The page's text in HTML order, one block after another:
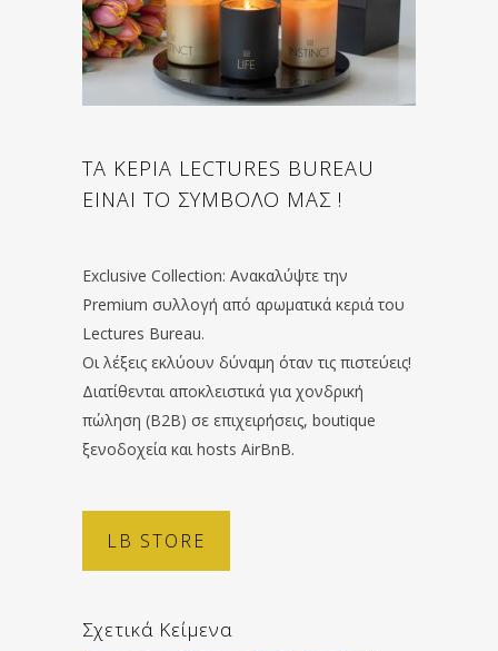
ΤΑ ΚΕΡΙΑ LECTURES BUREAU
ΕΙΝΑΙ ΤΟ ΣΥΜΒΟΛΟ ΜΑΣ !
Exclusive Collection: Ανακαλύψτε την
Premium συλλογή από αρωματικά κεριά του
Lectures Bureau.
Οι λέξεις εκλύουν δύναμη όταν τις πιστεύεις!
Διατίθενται αποκλειστικά για χονδρική
πώληση (B2B) σε επιχειρήσεις, boutique
ξενοδοχεία και hosts AirBnB.
LB STORE
Σχετικά Κείμενα